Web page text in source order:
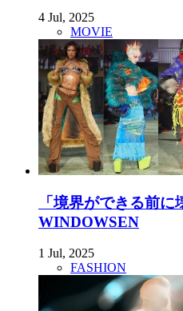
4 Jul, 2025
MOVIE
「境界ができる前
WINDOWSEN
1 Jul, 2025
FASHION